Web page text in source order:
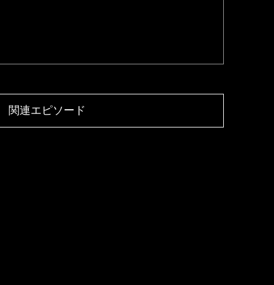
関連エピソード